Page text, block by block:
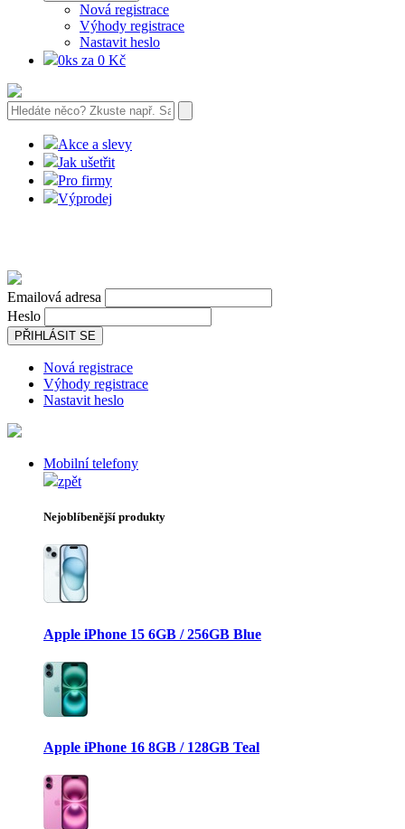
Nová registrace
Výhody registrace
Nastavit heslo
0ks za 0 Kč
Akce a slevy
Jak ušetřit
Pro firmy
Výprodej
Emailová adresa
Heslo
PŘIHLÁSIT SE
Nová registrace
Výhody registrace
Nastavit heslo
Mobilní telefony
zpět
Nejoblíbenější produkty
Apple iPhone 15 6GB / 256GB Blue
Apple iPhone 16 8GB / 128GB Teal